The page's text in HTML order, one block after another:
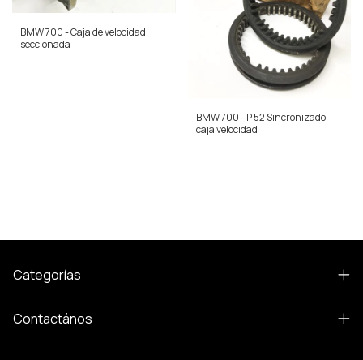
BMW 700 - Caja de velocidad
seccionada
BMW 700 - P 52 Sincronizado
caja velocidad
Categorías
Contactános